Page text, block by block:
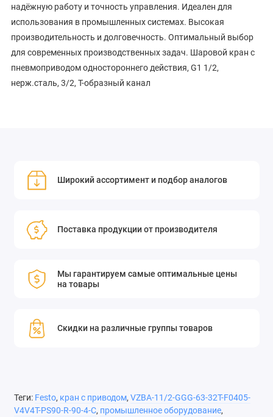
надёжную работу и точность управления. Идеален для
использования в промышленных системах. Высокая
производительность и долговечность. Оптимальный выбор
для современных производственных задач. Шаровой кран с
пневмоприводом одностороннего действия, G1 1/2,
нерж.сталь, 3/2, T-образный канал
Широкий ассортимент и подбор аналогов
Поставка продукции от производителя
Мы гарантируем самые оптимальные цены
на товары
Скидки на различные группы товаров
Теги: Festo, кран с приводом, VZBA-11/2-GGG-63-32T-F0405-
V4V4T-PS90-R-90-4-C, промышленное оборудование,